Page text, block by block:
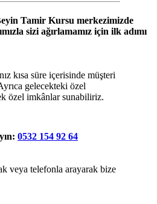
Tamir Kursu merkezimizde
sizi ağırlamamız için ilk adımı
kısa süre içerisinde müşteri
gelecekteki özel
özel imkânlar sunabiliriz.
0532 154 92 64
veya telefonla arayarak bize